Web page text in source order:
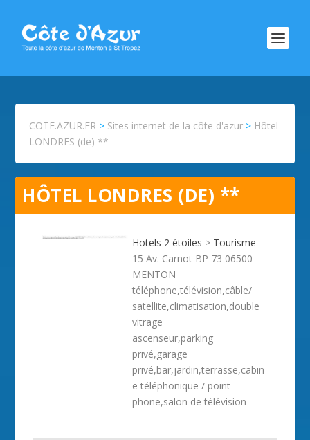
COTE.AZUR.FR > Sites internet de la côte d'azur > Hôtel
LONDRES (de) **
HÔTEL LONDRES (DE) **
Hotels 2 étoiles > Tourisme
15 Av. Carnot BP 73 06500
MENTON
téléphone,télévision,câble/
satellite,climatisation,double
vitrage
ascenseur,parking
privé,garage
privé,bar,jardin,terrasse,cabin
e téléphonique / point
phone,salon de télévision